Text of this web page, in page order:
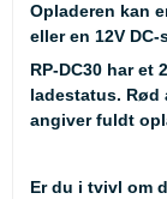
Opladeren kan
eller en 12V
RP-DC30 har et
ladestatus. Rød
angiver fuldt
Er du i tvivl om